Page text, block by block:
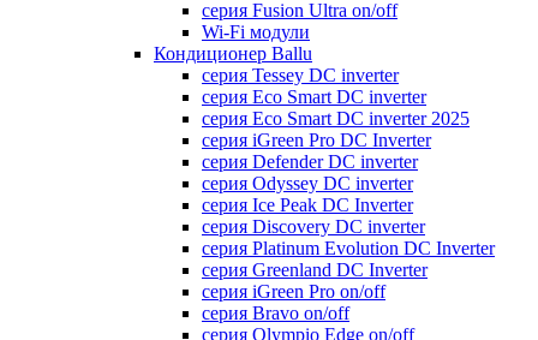
серия Fusion Ultra on/off
Wi-Fi модули
Кондиционер Ballu
серия Tessey DC inverter
серия Eco Smart DC inverter
серия Eco Smart DC inverter 2025
серия iGreen Pro DC Inverter
серия Defender DC inverter
серия Odyssey DC inverter
серия Ice Peak DС Inverter
cерия Discovery DC inverter
серия Platinum Evolution DC Inverter
серия Greenland DC Inverter
серия iGreen Pro on/off
серия Bravo on/off
серия Olympio Edge on/off